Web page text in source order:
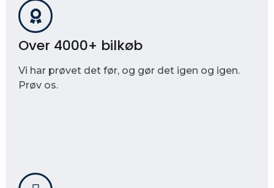
Over 4000+ bilkøb
Vi har prøvet det før, og gør det igen og igen.
Prøv os.